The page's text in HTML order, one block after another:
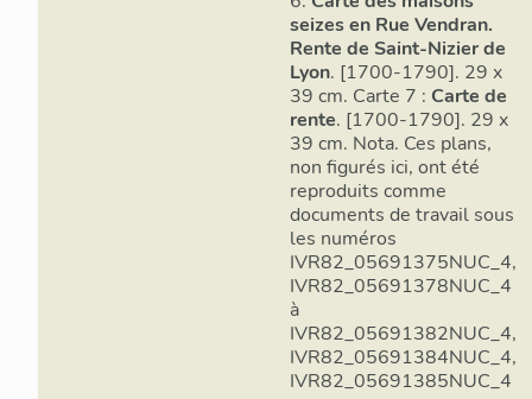
seizes en Rue Vendran.
Rente de Saint-Nizier de
Lyon. [1700-1790]. 29 x
39 cm. Carte 7 : Carte de
rente. [1700-1790]. 29 x
39 cm. Nota. Ces plans,
non figurés ici, ont été
reproduits comme
documents de travail sous
les numéros
IVR82_05691375NUC_4,
IVR82_05691378NUC_4
à
IVR82_05691382NUC_4,
IVR82_05691384NUC_4,
IVR82_05691385NUC_4